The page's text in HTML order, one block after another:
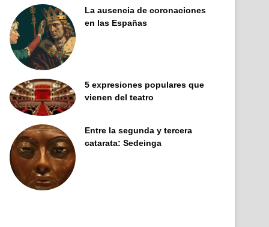
La ausencia de coronaciones
en las Españas
5 expresiones populares que
vienen del teatro
Entre la segunda y tercera
catarata: Sedeinga